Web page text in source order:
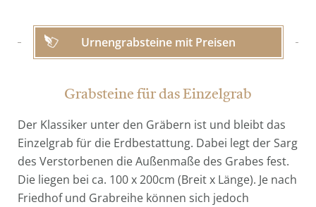
Urnengrabsteine mit Preisen
Grabsteine für das Einzelgrab
Der Klassiker unter den Gräbern ist und bleibt das
Einzelgrab für die Erdbestattung. Dabei legt der Sarg
des Verstorbenen die Außenmaße des Grabes fest.
Die liegen bei ca. 100 x 200cm (Breit x Länge). Je nach
Friedhof und Grabreihe können sich jedoch